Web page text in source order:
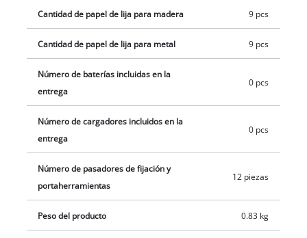
velocidad garantiza un funcionamiento preciso y cuidadoso
oscilación de 3,2°, lo que permite un uso preciso. Además, el
soporte de la batería está equipado con un soporte de batería
aislado contra las oscilaciones para reducir la vibración. Las
superficies de agarre suave con estructura garantizan un
trabajo seguro y agradable, incluso durante los usos
prolongados. Al equipamiento pertenecen patín de lijado
Delta con adhesión de cierre de gancho y un juego con 9
papeles de lija en diferentes granulaciones (cada vez 3x P60,
P80, P120). En el alcance del envío también se incluye un
plástico, así como una hoja de sierra segmentada para
Cantidad de papel de lija para madera 9 pcs
Cantidad de papel de lija para metal 9 pcs
Número de baterías incluidas en la
entrega
0 pcs
Número de cargadores incluidos en la
entrega
0 pcs
Número de pasadores de fijación y
portaherramientas
12 piezas
Peso del producto 0.83 kg